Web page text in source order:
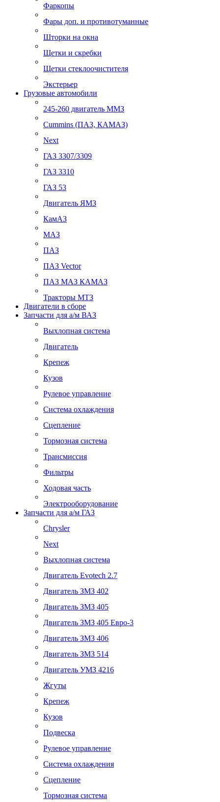
Фаркопы
Фары доп. и противотуманные
Шторки на окна
Щетки и скребки
Щетки стеклоочистителя
Экстерьер
Грузовые автомобили
245-260 двигатель ММЗ
Cummins (ПАЗ, КАМАЗ)
Next
ГАЗ 3307/3309
ГАЗ 3310
ГАЗ 53
Двигатель ЯМЗ
КамАЗ
МАЗ
ПАЗ
ПАЗ Vector
ПАЗ МАЗ КАМАЗ
Тракторы МТЗ
Двигатели в сборе
Запчасти для а/м ВАЗ
Выхлопная система
Двигатель
Крепеж
Кузов
Рулевое управление
Система охлаждения
Сцепление
Тормозная система
Трансмиссия
Фильтры
Ходовая часть
Электрооборудование
Запчасти для а/м ГАЗ
Chrysler
Next
Выхлопная система
Двигатель Evotech 2.7
Двигатель ЗМЗ 402
Двигатель ЗМЗ 405
Двигатель ЗМЗ 405 Евро-3
Двигатель ЗМЗ 406
Двигатель ЗМЗ 514
Двигатель УМЗ 4216
Жгуты
Крепеж
Кузов
Подвеска
Рулевое управление
Система охлаждения
Сцепление
Тормозная система